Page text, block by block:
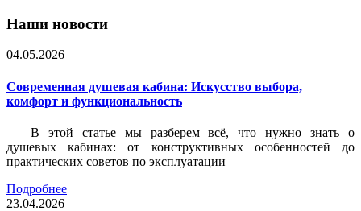
Наши новости
04.05.2026
Современная душевая кабина: Искусство выбора,
комфорт и функциональность
В этой статье мы разберем всё, что нужно знать о
душевых кабинах: от конструктивных особенностей до
практических советов по эксплуатации
Подробнее
23.04.2026